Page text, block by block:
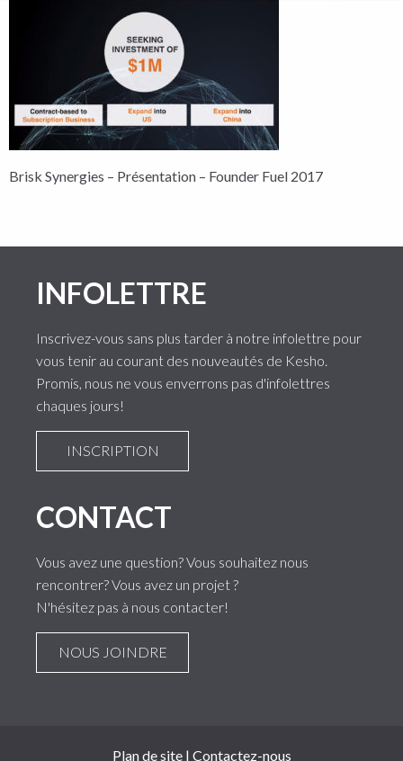
Brisk Synergies – Présentation – Founder Fuel 2017
INFOLETTRE
Inscrivez-vous sans plus tarder à notre infolettre pour
vous tenir au courant des nouveautés de Kesho.
Promis, nous ne vous enverrons pas d'infolettres
chaques jours!
INSCRIPTION
CONTACT
Vous avez une question? Vous souhaitez nous
rencontrer? Vous avez un projet ?
N'hésitez pas à nous contacter!
NOUS JOINDRE
Plan de site| Contactez-nous